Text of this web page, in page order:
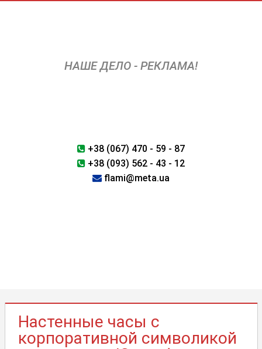
НАШЕ ДЕЛО - РЕКЛАМА!
+38 (067) 470 - 59 - 87
+38 (093) 562 - 43 - 12
flami@meta.ua
Настенные часы с
корпоративной символикой